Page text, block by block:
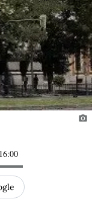
photo_camera